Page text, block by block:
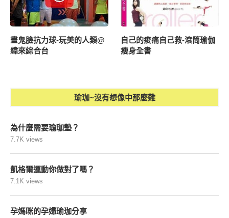
畫鬼臉抗力球-玩美的人類@
緯來綜合台
自己的痠痛自己救-滾筒瑜伽
瘦身全書
瑜珈~沒有想像中那麼難
為什麼需要瑜珈墊？
7.7K views
凱格爾運動你做對了嗎？
7.1K views
孕媽咪的孕婦瑜珈分享